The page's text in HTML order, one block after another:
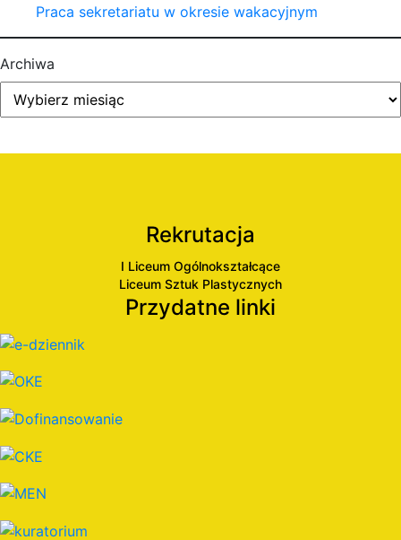
Praca sekretariatu w okresie wakacyjnym
Archiwa
Rekrutacja
I Liceum Ogólnokształcące
Liceum Sztuk Plastycznych
Przydatne linki